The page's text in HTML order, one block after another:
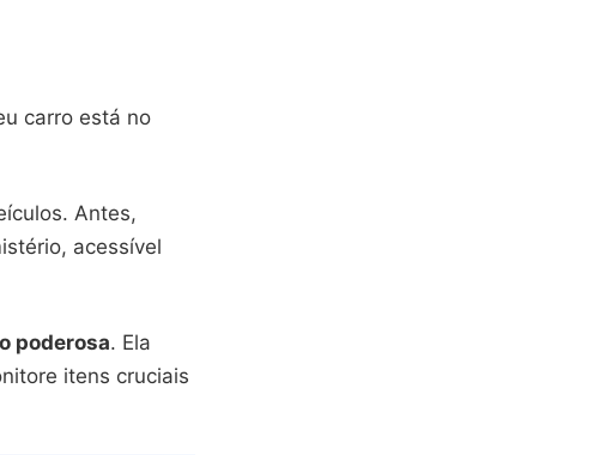
carro está no
Antes,
acessível
poderosa. Ela
itens cruciais